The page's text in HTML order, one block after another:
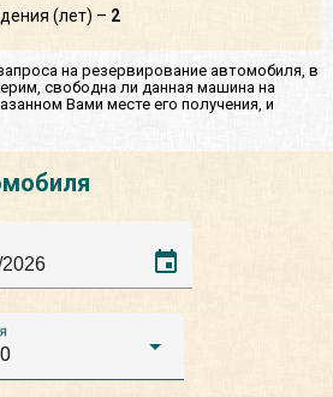
(лет) – 2
на резервирование автомобиля, в
свободна ли данная машина на
Вами месте его получения, и
event